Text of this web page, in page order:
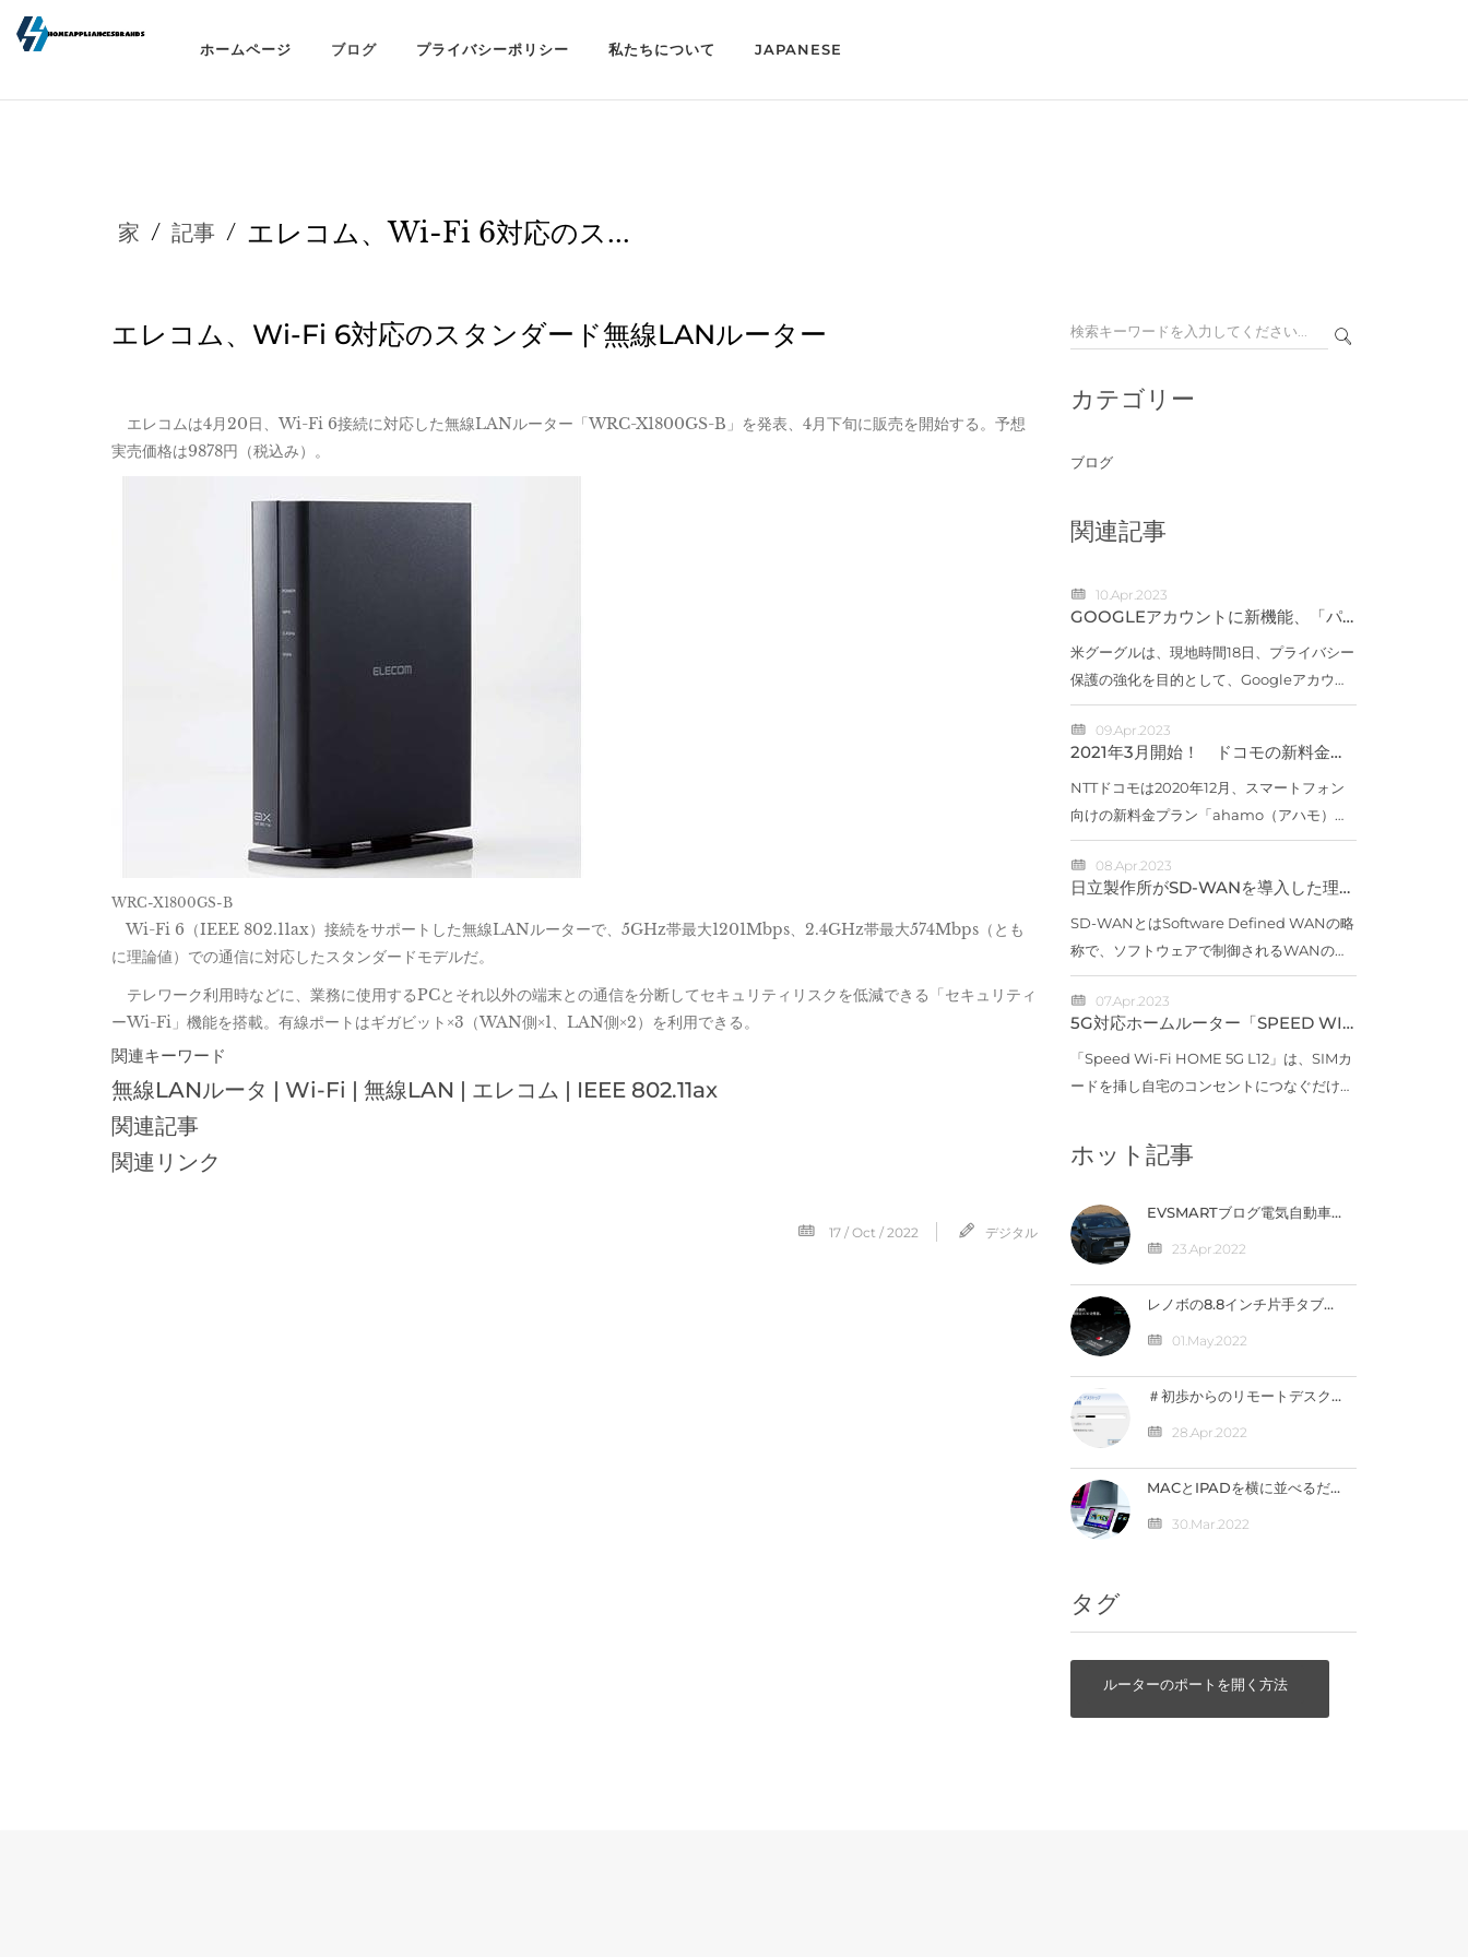
ホームページ ブログ プライバシーポリシー 私たちについて JAPANESE
家 / 記事 / エレコム、Wi-Fi 6対応のス...
エレコム、Wi-Fi 6対応のスタンダード無線LANルーター
エレコムは4月20日、Wi-Fi 6接続に対応した無線LANルーター「WRC-X1800GS-B」を発表、4月下旬に販売を開始する。予想
実売価格は9878円（税込み）。
WRC-X1800GS-B
Wi-Fi 6（IEEE 802.11ax）接続をサポートした無線LANルーターで、5GHz帯最大1201Mbps、2.4GHz帯最大574Mbps（とも
に理論値）での通信に対応したスタンダードモデルだ。
テレワーク利用時などに、業務に使用するPCとそれ以外の端末との通信を分断してセキュリティリスクを低減できる「セキュリティ
ーWi-Fi」機能を搭載。有線ポートはギガビット×3（WAN側×1、LAN側×2）を利用できる。
関連キーワード
無線LANルータ | Wi-Fi | 無線LAN | エレコム | IEEE 802.11ax
関連記事
関連リンク
17 / Oct / 2022 デジタル
カテゴリー
ブログ
関連記事
10.Apr.2023
GOOGLEアカウントに新機能、「パ
米グーグルは、現地時間18日、プライバシー
保護の強化を目的として、Googleアカウン
トのセキュリティ向上を図る新機能を発表し
た。「Quick Delete（クイック デリー
ト）」「Locked Folder（ロック フォルダ
ー）」新...
09.Apr.2023
2021年3月開始！ ドコモの新料金
得？ 【5つのポイント】でチェック
NTTドコモは2020年12月、スマートフォン
向けの新料金プラン「ahamo（アハモ）」
を発表しました。「ahamo（アハモ）」の
Webサイト（出典：ahamo）「スマホ料金
の値下げ」が取り沙汰される中に登場した
ahamoとは、どの...
08.Apr.2023
日立製作所がSD-WANを導入した理由
SD-WANとはSoftware Defined WANの略
称で、ソフトウェアで制御されるWANのこ
とだ。SD-WANではそれぞれの拠点にSD-
WANルーターを設置し、専用線やISDN、
インターネット回線など物理回線の上に仮想
的なネットワークを...
07.Apr.2023
5G対応ホームルーター「SPEED WI-
「Speed Wi-Fi HOME 5G L12」は、SIMカ
ードを挿し自宅のコンセントにつなぐだけで
ー。8月に発売したau初の5G対応ホームル
ーター「Speed Wi-Fi HOME 5G L11」に続
ホット記事
EVSMARTブログ電気自動車
るトヨタの電気自動車
『BZ4X』／バッテリー残量
記事 最近の投稿 カテゴリー
23.Apr.2022
レノボの8.8インチ片手タブ
ック公開！【価格は4万円台
01.May.2022
＃初歩からのリモートデスク
ソコンへ接続（IPV4）編
28.Apr.2022
MACとIPADを横に並べるだ
「ユニバーサルコントロー
30.Mar.2022
タグ
ルーターのポートを開く方法